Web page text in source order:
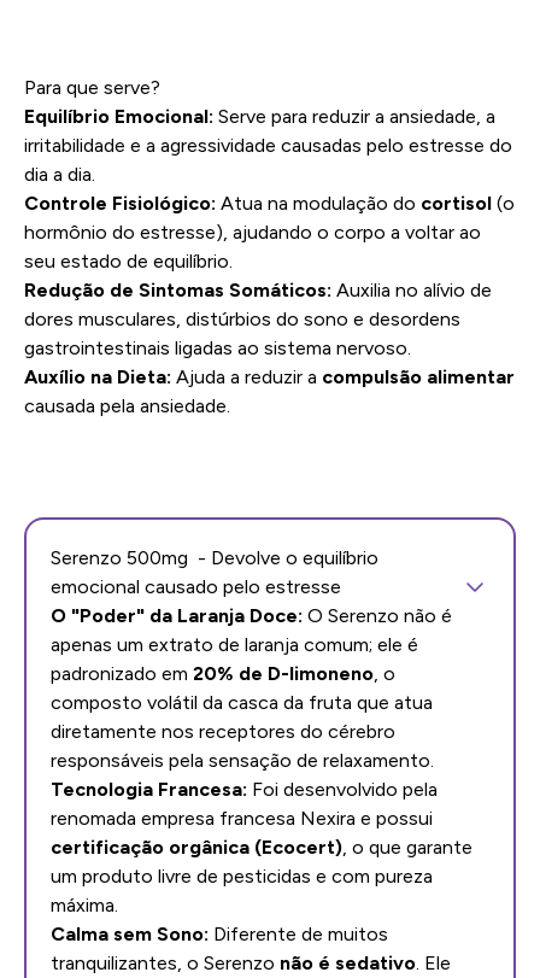
Para que serve?
Equilíbrio Emocional: Serve para reduzir a ansiedade, a
irritabilidade e a agressividade causadas pelo estresse do
dia a dia.
Controle Fisiológico: Atua na modulação do cortisol (o
hormônio do estresse), ajudando o corpo a voltar ao
seu estado de equilíbrio.
Redução de Sintomas Somáticos: Auxilia no alívio de
dores musculares, distúrbios do sono e desordens
gastrointestinais ligadas ao sistema nervoso.
Auxílio na Dieta: Ajuda a reduzir a compulsão alimentar
causada pela ansiedade.
Serenzo 500mg - Devolve o equilíbrio
emocional causado pelo estresse
O "Poder" da Laranja Doce: O Serenzo não é
apenas um extrato de laranja comum; ele é
padronizado em 20% de D-limoneno, o
composto volátil da casca da fruta que atua
diretamente nos receptores do cérebro
responsáveis pela sensação de relaxamento.
Tecnologia Francesa: Foi desenvolvido pela
renomada empresa francesa Nexira e possui
certificação orgânica (Ecocert), o que garante
um produto livre de pesticidas e com pureza
máxima.
Calma sem Sono: Diferente de muitos
tranquilizantes, o Serenzo não é sedativo. Ele